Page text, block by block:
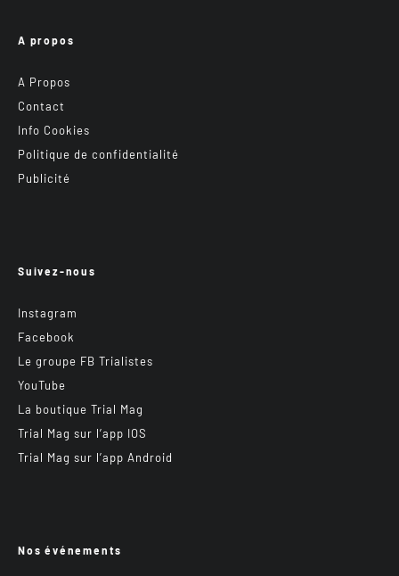
A propos
A Propos
Contact
Info Cookies
Politique de confidentialité
Publicité
Suivez-nous
Instagram
Facebook
Le groupe FB Trialistes
YouTube
La boutique Trial Mag
Trial Mag sur l’app IOS
Trial Mag sur l’app Android
Nos événements